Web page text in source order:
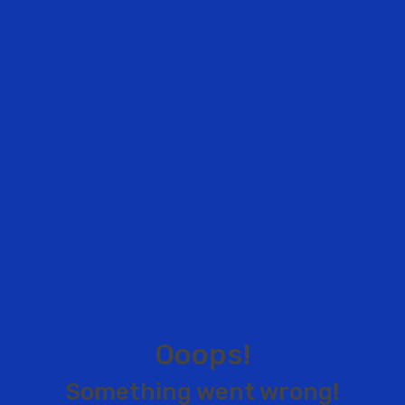
Ooops!
Something went wrong!